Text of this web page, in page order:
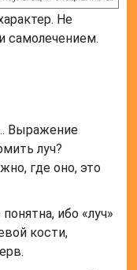
Не
самолечением.
Выражение
луч?
где оно, это
ибо «луч»
кости,